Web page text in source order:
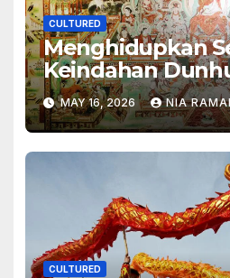
CULTURED
Menghidupkan
Keindahan
2026
MAY 16, 2026 NIA
CULTURED